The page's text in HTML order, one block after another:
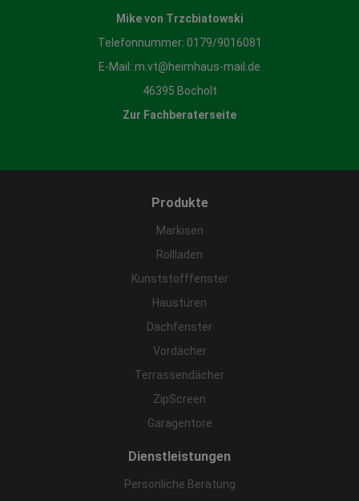
Mike von Trzcbiatowski
Telefonnummer: 0179/9016081
E-Mail: m.vt@heimhaus-mail.de
46395 Bocholt
Zur Fachberaterseite
Produkte
Markisen
Rollladen
Kunststofffenster
Haustüren
Dachfenster
Vordächer
Terrassendächer
ZipScreen
Garagentore
Dienstleistungen
Persönliche Beratung